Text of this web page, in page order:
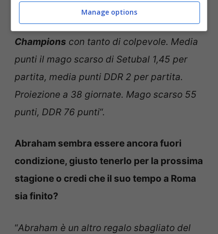
prestazioni con il mago di Setubal.
perché la Roma difficilmente andrà in
Champions con tanto di colpevole. Media
punti il mago scarso di Setubal 1,45 per
partita, media punti DDR 2 per partita.
Proiezione a 38 giornate. Mago scarso 55
punti, DDR 76 punti“.
Abraham sembra essere ancora fuori
condizione, giusto tenerlo per la prossima
stagione o credi che il suo tempo a Roma
sia finito?
“Abraham è un altro regalo sbagliato del
Manage options